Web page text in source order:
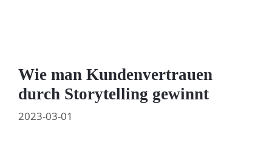
Wie man Kundenvertrauen
durch Storytelling gewinnt
2023-03-01